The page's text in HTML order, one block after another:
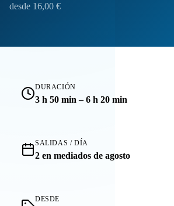
desde 16,00 €
DURACIÓN
3 h 50 min – 6 h 20 min
SALIDAS / DÍA
2 en mediados de agosto
DESDE